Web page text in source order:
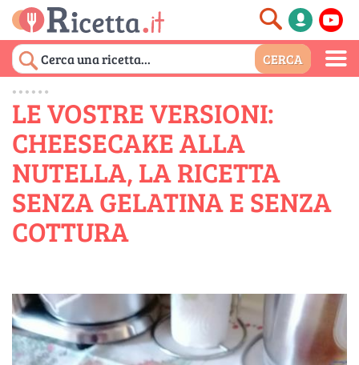
LE VOSTRE VERSIONI:
CHEESECAKE ALLA
NUTELLA, LA RICETTA
SENZA GELATINA E SENZA
COTTURA